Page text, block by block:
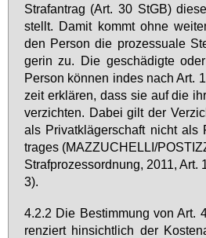
Straf­an­trag (Art. 30 StGB)
stellt. Da­mit kommt oh­ne
den Per­son die pro­zes­sua­le
ge­rin zu. Die ge­schä­dig­te
Per­son kön­nen in­des nach Art.
zeit er­klä­ren, dass sie auf die
ver­zich­ten. Da­bei gilt der
als Pri­vat­klä­ger­schaft nicht
tra­ges (MAZ­ZUCHEL­LI/
Straf­pro­zess­ord­nung, 2011, Art.
3).
4.2.2 Die Be­stim­mung von Art.
ren­ziert hin­sicht­lich der